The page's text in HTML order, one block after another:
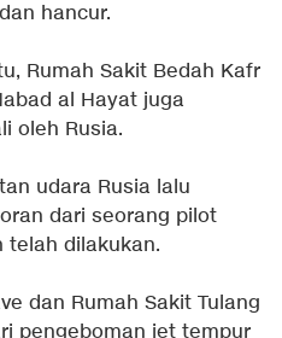
hancur.
Rumah Sakit Bedah Kafr
al Hayat juga
oleh Rusia.
udara Rusia lalu
dari seorang pilot
telah dilakukan.
dan Rumah Sakit Tulang